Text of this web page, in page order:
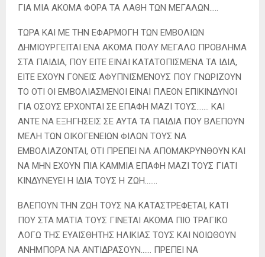
ΓΙΑ ΜΙΑ ΑΚΟΜΑ ΦΟΡΑ ΤΑ ΛΑΘΗ ΤΩΝ ΜΕΓΑΛΩΝ…..
ΤΩΡΑ ΚΑΙ ΜΕ ΤΗΝ ΕΦΑΡΜΟΓΗ ΤΩΝ ΕΜΒΟΛΙΩΝ
ΔΗΜΙΟΥΡΓΕΙΤΑΙ ΕΝΑ ΑΚΟΜΑ ΠΟΛΥ ΜΕΓΑΛΟ ΠΡΟΒΛΗΜΑ
ΣΤΑ ΠΑΙΔΙΑ, ΠΟΥ ΕΙΤΕ ΕΙΝΑΙ ΚΑΤΑΤΟΠΙΣΜΕΝΑ ΤΑ ΙΔΙΑ,
ΕΙΤΕ ΕΧΟΥΝ ΓΟΝΕΙΣ ΑΦΥΠΝΙΣΜΕΝΟΥΣ ΠΟΥ ΓΝΩΡΙΖΟΥΝ
ΤΟ ΟΤΙ ΟΙ ΕΜΒΟΛΙΑΣΜΕΝΟΙ ΕΙΝΑΙ ΠΛΕΟΝ ΕΠΙΚΙΝΔΥΝΟΙ
ΓΙΑ ΟΣΟΥΣ ΕΡΧΟΝΤΑΙ ΣΕ ΕΠΑΦΗ ΜΑΖΙ ΤΟΥΣ……. ΚΑΙ
ΑΝΤΕ ΝΑ ΕΞΗΓΗΣΕΙΣ ΣΕ ΑΥΤΑ ΤΑ ΠΑΙΔΙΑ ΠΟΥ ΒΛΕΠΟΥΝ
ΜΕΛΗ ΤΩΝ ΟΙΚΟΓΕΝΕΙΩΝ ΦΙΛΩΝ ΤΟΥΣ ΝΑ
ΕΜΒΟΛΙΑΖΟΝΤΑΙ, ΟΤΙ ΠΡΕΠΕΙ ΝΑ ΑΠΟΜΑΚΡΥΝΘΟΥΝ ΚΑΙ
ΝΑ ΜΗΝ ΕΧΟΥΝ ΠΙΑ ΚΑΜΜΙΑ ΕΠΑΦΗ ΜΑΖΙ ΤΟΥΣ ΓΙΑΤΙ
ΚΙΝΔΥΝΕΥΕΙ Η ΙΔΙΑ ΤΟΥΣ Η ΖΩΗ…….
ΒΛΕΠΟΥΝ ΤΗΝ ΖΩΗ ΤΟΥΣ ΝΑ ΚΑΤΑΣΤΡΕΦΕΤΑΙ, ΚΑΤΙ
ΠΟΥ ΣΤΑ ΜΑΤΙΑ ΤΟΥΣ ΓΙΝΕΤΑΙ ΑΚΟΜΑ ΠΙΟ ΤΡΑΓΙΚΟ
ΛΟΓΩ ΤΗΣ ΕΥΑΙΣΘΗΤΗΣ ΗΛΙΚΙΑΣ ΤΟΥΣ ΚΑΙ ΝΟΙΩΘΟΥΝ
ΑΝΗΜΠΟΡΑ ΝΑ ΑΝΤΙΔΡΑΣΟΥΝ…… ΠΡΕΠΕΙ ΝΑ